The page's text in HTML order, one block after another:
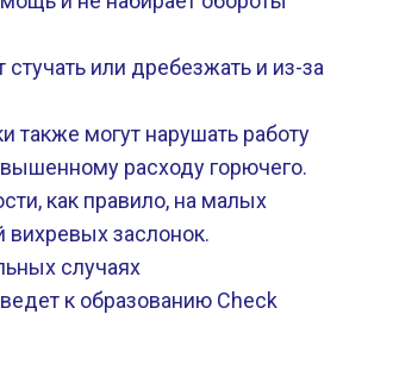
стучать или дребезжать и из-за
также могут нарушать работу
расходу горючего.
как правило, на малых
вихревых заслонок.
случаях
к образованию Check